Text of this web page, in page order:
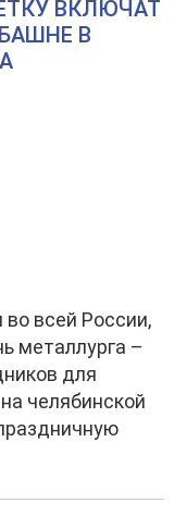
ВКЛЮЧАТ
В
во всей России,
металлурга –
для
челябинской